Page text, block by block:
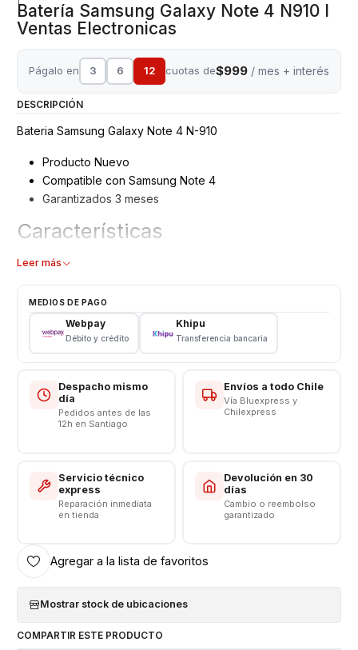
Batería Samsung Galaxy Note 4 N910 I
Ventas Electronicas
Págalo en 3 6 12 cuotas de$999 / mes + interés
DESCRIPCIÓN
Bateria Samsung Galaxy Note 4 N-910
Producto Nuevo
Compatible con Samsung Note 4
Garantizados 3 meses
Características
Batería Samsung Note 4
Voltaje: 3.85 v
Somos VENTAS ELECTRONICAS
Leer más
MEDIOS DE PAGO
Webpay
Débito y crédito
Khipu
Transferencia bancaria
Despacho mismo
día
Pedidos antes de las
12h en Santiago
Envíos a todo Chile
Vía Bluexpress y
Chilexpress
Servicio técnico
express
Reparación inmediata
en tienda
Devolución en 30
días
Cambio o reembolso
garantizado
Agregar a la lista de favoritos
Mostrar stock de ubicaciones
COMPARTIR ESTE PRODUCTO